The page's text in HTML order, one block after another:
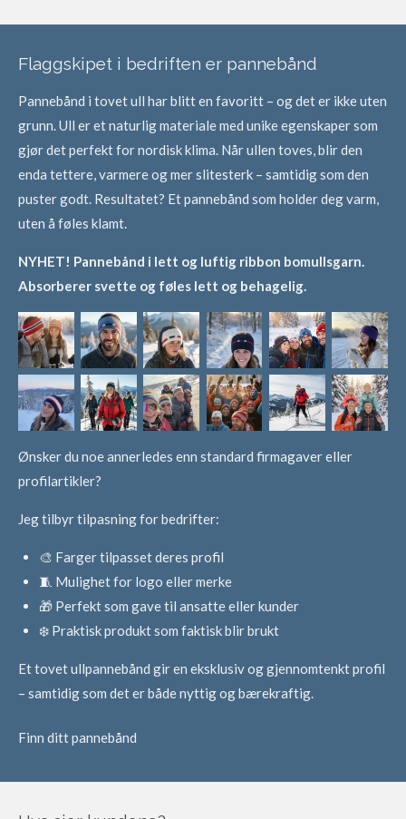
Flaggskipet i bedriften er pannebånd
Pannebånd i tovet ull har blitt en favoritt – og det er ikke uten
grunn. Ull er et naturlig materiale med unike egenskaper som
gjør det perfekt for nordisk klima. Når ullen toves, blir den
enda tettere, varmere og mer slitesterk – samtidig som den
puster godt. Resultatet? Et pannebånd som holder deg varm,
uten å føles klamt.
NYHET! Pannebånd i lett og luftig ribbon bomullsgarn.
Absorberer svette og føles lett og behagelig.
Ønsker du noe annerledes enn standard firmagaver eller
profilartikler?
Jeg tilbyr tilpasning for bedrifter:
🎨 Farger tilpasset deres profil
🧵 Mulighet for logo eller merke
🎁 Perfekt som gave til ansatte eller kunder
❄️ Praktisk produkt som faktisk blir brukt
Et tovet ullpannebånd gir en eksklusiv og gjennomtenkt profil
– samtidig som det er både nyttig og bærekraftig.
Finn ditt pannebånd